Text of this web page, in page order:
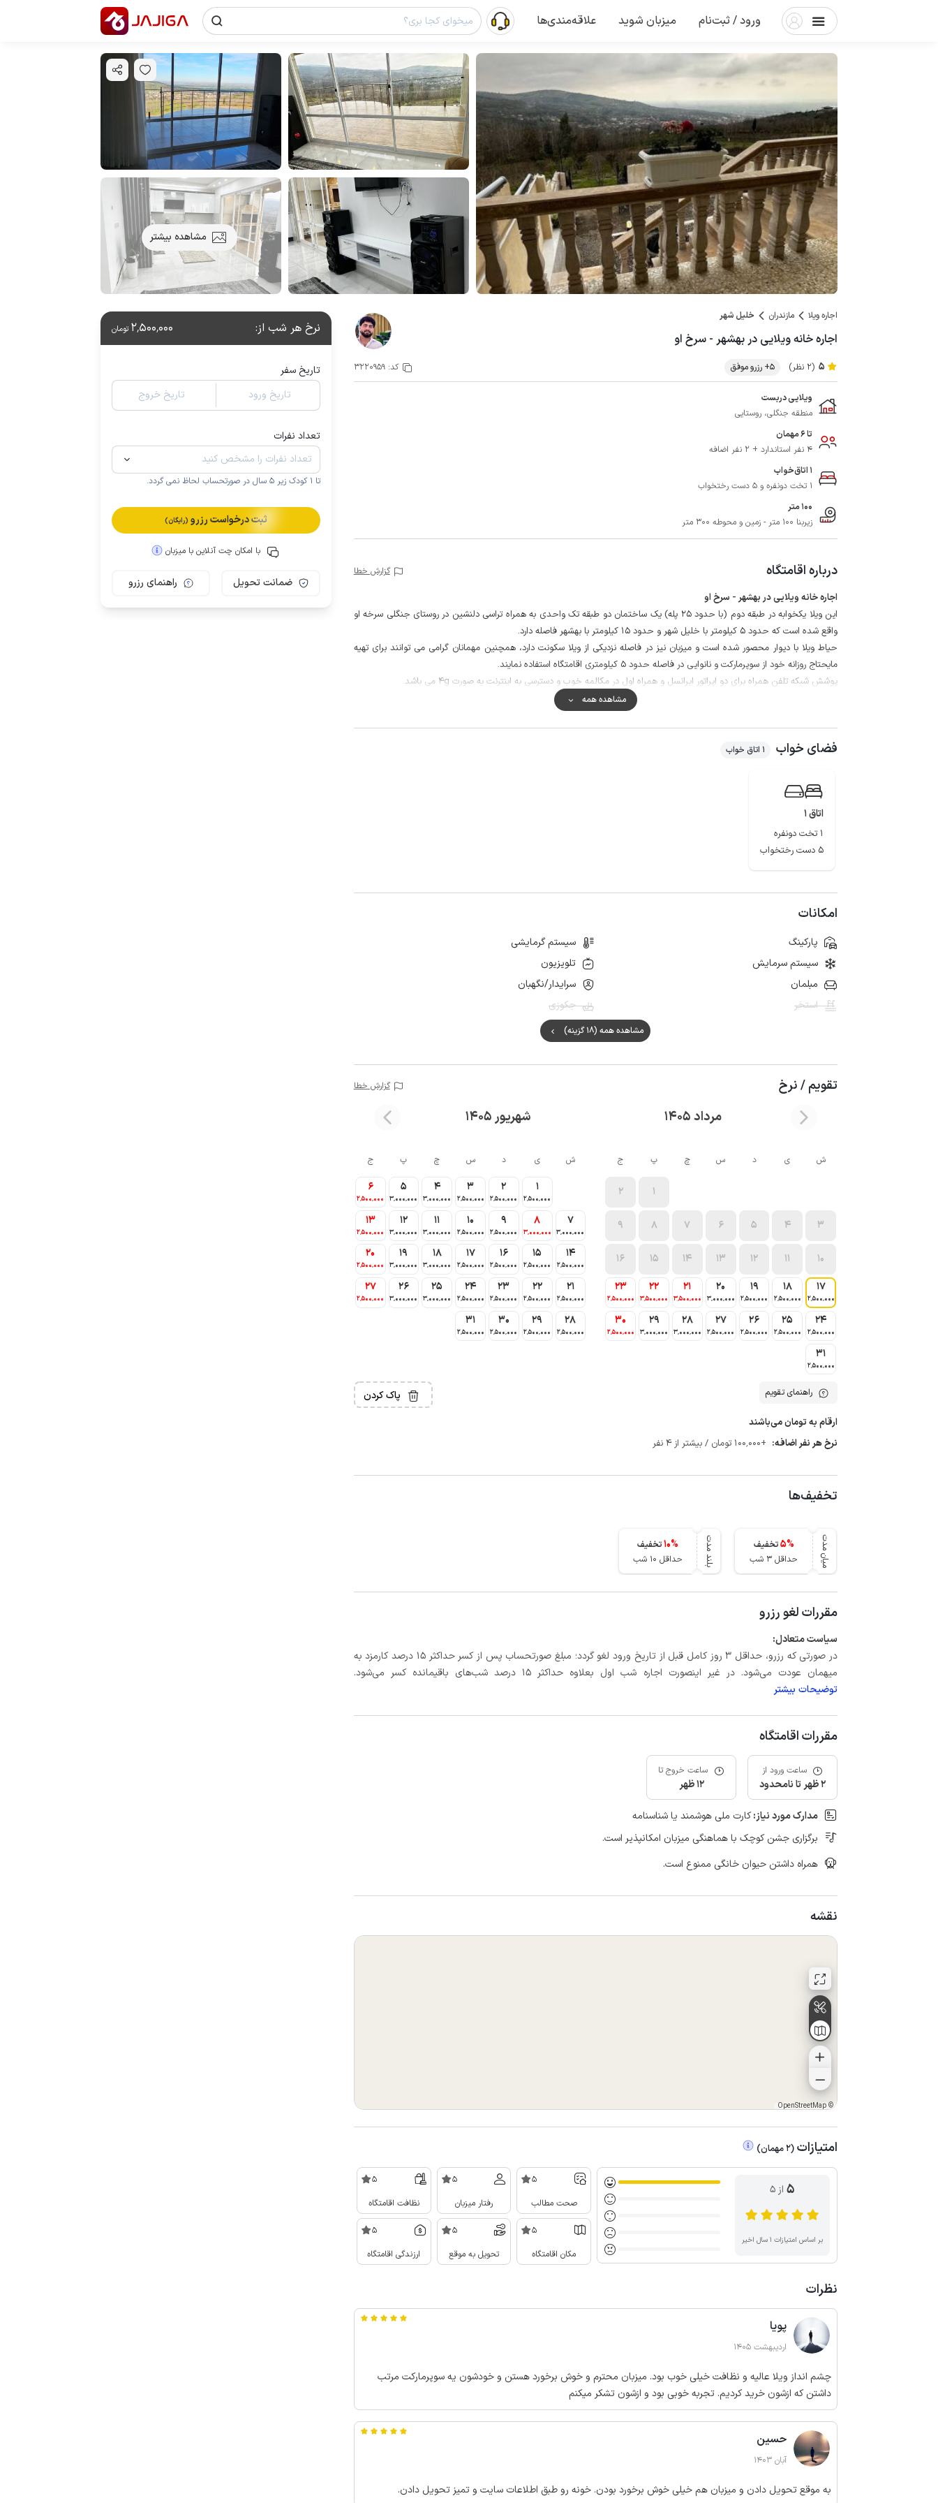
ورود / ثبت‌نام میزبان شوید علاقه‌مندی‌ها
مشاهده بیشتر
اجاره ویلا مازندران خلیل شهر
اجاره خانه ویلایی در بهشهر - سرخ او
5 (2 نظر) 5+ رزرو موفق کد:3220959
ویلایی دربست
منطقه جنگلی، روستایی
تا 6 مهمان
4 نفر استاندارد + 2 نفر اضافه
1 اتاق‌خواب
1 تخت دونفره و 5 دست رختخواب
100 متر
زیربنا 100 متر - زمین و محوطه 300 متر
درباره اقامتگاه گزارش خطا
اجاره خانه ویلایی در بهشهر - سرخ او
این ویلا یکخوابه در طبقه دوم (با حدود 25 پله) یک ساختمان دو طبقه تک واحدی به همراه تراسی دلنشین در روستای جنگلی سرخه او
واقع شده است که حدود 5 کیلومتر با خلیل شهر و حدود 15 کیلومتر با بهشهر فاصله دارد.
حیاط ویلا با دیوار محصور شده است و میزبان نیز در فاصله نزدیکی از ویلا سکونت دارد، همچنین مهمانان گرامی می توانند برای تهیه
مایحتاج روزانه خود از سوپرمارکت و نانوایی در فاصله حدود 5 کیلومتری اقامتگاه استفاده نمایند.
پوشش شبکه تلفن همراه برای دو اپراتور ایرانسل و همراه اول در مکالمه خوب و دسترسی به اینترنت به صورت 4g می باشد.
مجموعه گردشگری کومه، سایت پرواز پاراگلایدر روستای مهدی رجه، جنگل سرخ او و آبشار سرخ او، آبشار سمبی، آبشار سنگ نو، ساحل
گلوگاه و شبه جزیره میان کاله از جاذبه های قابل دسترسی از این ویلا می باشد.
مشاهده همه
فضای خواب 1 اتاق خواب
اتاق 1
1 تخت دونفره
5 دست رختخواب
امکانات
پارکینگ
سیستم گرمایشی
سیستم سرمایش
تلویزیون
مبلمان
سرایدار/نگهبان
استخر
جکوزی
مشاهده همه (18 گزینه)
تقویم / نرخ گزارش خطا
مرداد 1405 شهریور 1405
ش ی د س چ پ ج
1
2
3
4
5
6
7
8
9
10
11
12
13
14
15
16
17
2٬500٬000
18
2٬500٬000
19
2٬500٬000
20
3٬000٬000
21
3٬500٬000
22
3٬500٬000
23
2٬500٬000
24
2٬500٬000
25
2٬500٬000
26
2٬500٬000
27
2٬500٬000
28
3٬000٬000
29
3٬000٬000
30
2٬500٬000
31
2٬500٬000
ش ی د س چ پ ج
1
2٬500٬000
2
2٬500٬000
3
2٬500٬000
4
3٬000٬000
5
3٬000٬000
6
2٬500٬000
7
3٬000٬000
8
3٬000٬000
9
2٬500٬000
10
2٬500٬000
11
3٬000٬000
12
3٬000٬000
13
2٬500٬000
14
2٬500٬000
15
2٬500٬000
16
2٬500٬000
17
2٬500٬000
18
3٬000٬000
19
3٬000٬000
20
2٬500٬000
21
2٬500٬000
22
2٬500٬000
23
2٬500٬000
24
2٬500٬000
25
3٬000٬000
26
3٬000٬000
27
2٬500٬000
28
2٬500٬000
29
2٬500٬000
30
2٬500٬000
31
2٬500٬000
راهنمای تقویم پاک کردن
ارقام به تومان می‌باشند
نرخ هر نفر اضافه: +100٬000 تومان / بیشتر از 4 نفر
تخفیف‌ها
میان مدت 5%
تخفیف
حداقل 3 شب
بلند مدت 10%
تخفیف
حداقل 10 شب
مقررات لغو رزرو
سیاست متعادل:
در صورتی که رزرو، حداقل 3 روز کامل قبل از تاریخ ورود لغو گردد؛ مبلغ صورتحساب پس از کسر حداکثر 15 درصد کارمزد به
میهمان عودت می‌شود. در غیر اینصورت اجاره شب اول بعلاوه حداکثر 15 درصد شب‌های باقیمانده کسر می‌شود.
توضیحات بیشتر
مقررات اقامتگاه
ساعت ورود از
2 ظهر تا نامحدود
ساعت خروج تا
12 ظهر
مدارک مورد نیاز:کارت ملی هوشمند یا شناسنامه
برگزاری جشن کوچک با هماهنگی میزبان امکانپذیر است.
همراه داشتن حیوان خانگی ممنوع است.
نقشه
©
OpenStreetMap
امتیازات (
2مهمان)
5 از ۵
بر اساس امتیازات ۱ سال اخیر
5
صحت مطالب
5
رفتار میزبان
5
نظافت اقامتگاه
5
مکان اقامتگاه
5
تحویل به موقع
5
ارزندگی اقامتگاه
نظرات
پویا
اردیبهشت 1405
چشم انداز ویلا عالیه و نظافت خیلی خوب بود. میزبان محترم و خوش برخورد هستن و خودشون یه سوپرمارکت مرتب
داشتن که ازشون خرید کردیم. تجربه خوبی بود و ازشون تشکر میکنم
حسین
آبان 1403
به موقع تحویل دادن و میزبان هم خیلی خوش برخورد بودن. خونه رو طبق اطلاعات سایت و تمیز تحویل دادن.
نرخ هر شب از: 2٬500٬000 تومان
تاریخ سفر
تاریخ ورود
تاریخ خروج
تعداد نفرات
تا 1 کودک زیر 5 سال در صورتحساب لحاظ نمی گردد.
ثبت درخواست رزرو (رایگان)
با امکان چت آنلاین با میزبان
ضمانت تحویل راهنمای رزرو